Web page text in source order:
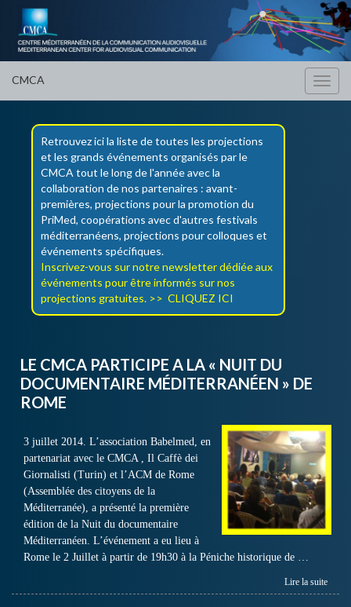
CMCA
Retrouvez ici la liste de toutes les projections
et les grands événements organisés par le
CMCA tout le long de l'année avec la
collaboration de nos partenaires : avant-
premières, projections pour la promotion du
PriMed, coopérations avec d'autres festivals
méditerranéens, projections pour colloques et
événements spécifiques.
Inscrivez-vous sur notre newsletter dédiée aux
événements pour être informés sur nos
projections gratuites. >> CLIQUEZ ICI
LE CMCA PARTICIPE A LA « NUIT DU
DOCUMENTAIRE MÉDITERRANÉEN » DE
ROME
3 juillet 2014. L’association Babelmed, en
partenariat avec le CMCA , Il Caffè dei
Giornalisti (Turin) et l’ACM de Rome
(Assemblée des citoyens de la
Méditerranée), a présenté la première
édition de la Nuit du documentaire
Méditerranéen. L’événement a eu lieu à
Rome le 2 Juillet à partir de 19h30 à la Péniche historique de …
Lire la suite